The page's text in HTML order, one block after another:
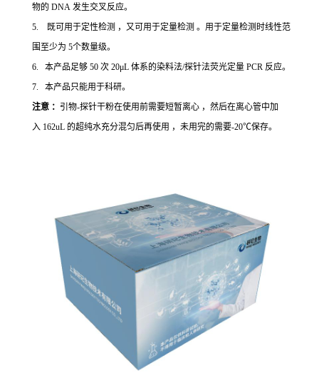
物的 DNA 发生交叉反应。
5. 既可用于定性检测 ，又可用于定量检测 。用于定量检测时线性范
围至少为 5个数量级。
6. 本产品足够 50 次 20μL 体系的染料法/探针法荧光定量 PCR 反应。
7. 本产品只能用于科研。
注意 ： 引物-探针干粉在使用前需要短暂离心 ，然后在离心管中加
入 162uL 的超纯水充分混匀后再使用 ，未用完的需要-20℃保存。